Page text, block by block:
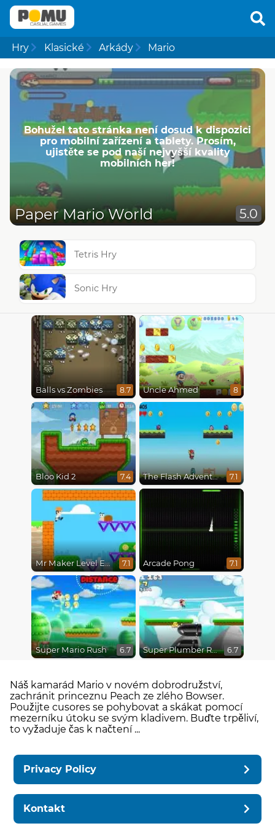
Hry Klasické Arkády Mario
Bohužel tato stránka není dosud k dispozici
pro mobilní zařízení a tablety. Prosím,
ujistěte se pod naší nejvyšší kvality
mobilních her!
Paper Mario World 5.0
Tetris Hry
Sonic Hry
Balls vs Zombies 8.7 Uncle Ahmed 8
Bloo Kid 2 7.4 The Flash Adventures 7.1
Mr Maker Level Editor 7.1 Arcade Pong 7.1
Super Mario Rush 6.7 Super Plumber Run 6.7
Náš kamarád Mario v novém dobrodružství,
zachránit princeznu Peach ze zlého Bowser.
Použijte cusores se pohybovat a skákat pomocí
mezerníku útoku se svým kladivem. Buďte trpěliví,
to vyžaduje čas k načtení ...
Privacy Policy
Kontakt